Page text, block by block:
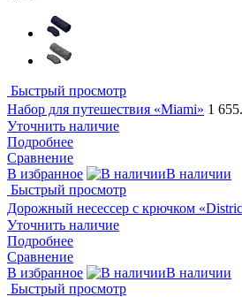
Быстрый просмотр
Набор для путешествия «Miami» 1
Уточнить наличие
Подробнее
Сравнение
В избранное
В наличии
Быстрый просмотр
Дорожный несессер с крючком
Уточнить наличие
Подробнее
Сравнение
В избранное
В наличии
Быстрый просмотр